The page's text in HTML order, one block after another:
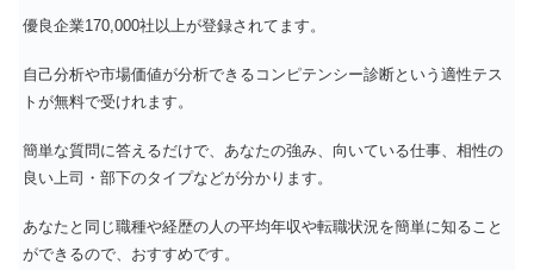
優良企業170,000社以上が登録されてます。
自己分析や市場価値が分析できるコンピテンシー診断という適性テス
トが無料で受けれます。
簡単な質問に答えるだけで、あなたの強み、向いている仕事、相性の
良い上司・部下のタイプなどが分かります。
あなたと同じ職種や経歴の人の平均年収や転職状況を簡単に知ること
ができるので、おすすめです。